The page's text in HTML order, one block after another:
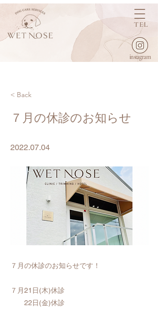
TEL
instagram
< Back
７月の休診のお知らせ
2022.07.04
７月の休診のお知らせです！
７月21日(木)休診
22日(金)休診